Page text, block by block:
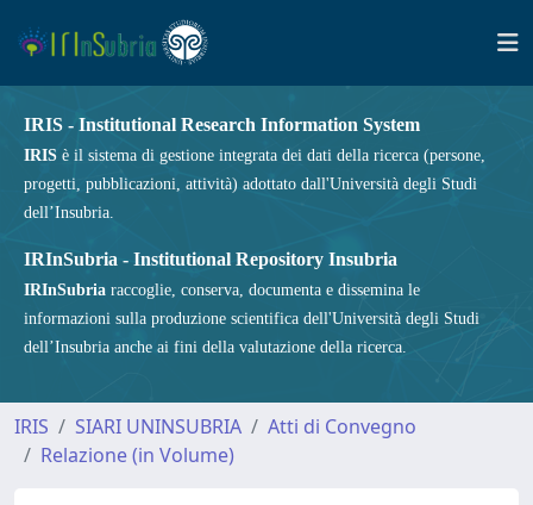
IRIS - Institutional Research Information System
IRIS è il sistema di gestione integrata dei dati della ricerca (persone,
progetti, pubblicazioni, attività) adottato dall'Università degli Studi
dell’Insubria.
IRInSubria - Institutional Repository Insubria
IRInSubria raccoglie, conserva, documenta e dissemina le
informazioni sulla produzione scientifica dell'Università degli Studi
dell’Insubria anche ai fini della valutazione della ricerca.
IRIS SIARI UNINSUBRIA
Atti di Convegno
Relazione (in Volume)